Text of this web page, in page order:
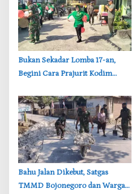
‎Bukan Sekadar Lomba 17-an,
Begini Cara Prajurit Kodim
RI
‎Bahu Jalan Dikebut, Satgas
TMMD Bojonegoro dan Warga